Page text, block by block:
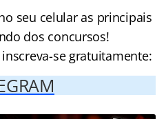
seu celular as principais
dos concursos!
se gratuitamente: